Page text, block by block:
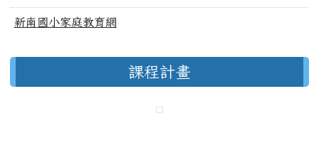
新南國小家庭教育網
課程計畫